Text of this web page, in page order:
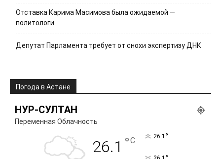
Отставка Карима Масимова была ожидаемой —
политологи
Депутат Парламента требует от снохи экспертизу ДНК
Погода в Астане
НУР-СУЛТАН
Переменная Облачность
26.1 °C 26.1 °